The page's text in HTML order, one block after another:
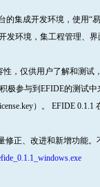
集成开发环境，使用“
发环境，集工程管理、
，仅供用户了解和测试
极参与到EFIDE的测试
）。 EFIDE
修正、改进和新增功能